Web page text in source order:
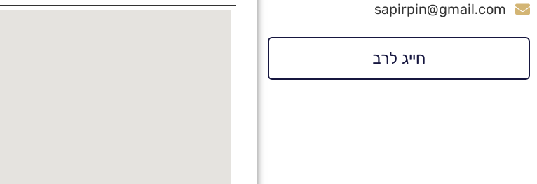
sapirpin@gmail.com
חייג לרב